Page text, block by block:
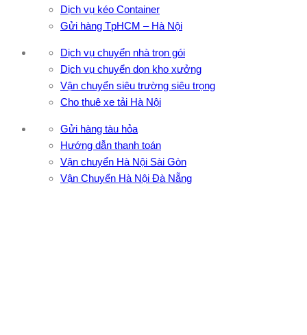
Dịch vụ kéo Container
Gửi hàng TpHCM – Hà Nội
Dịch vụ chuyển nhà trọn gói
Dịch vụ chuyển dọn kho xưởng
Vận chuyển siêu trường siêu trọng
Cho thuê xe tải Hà Nội
Gửi hàng tàu hỏa
Hướng dẫn thanh toán
Vận chuyển Hà Nội Sài Gòn
Vận Chuyển Hà Nội Đà Nẵng